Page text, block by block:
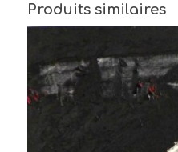
Produits similaires